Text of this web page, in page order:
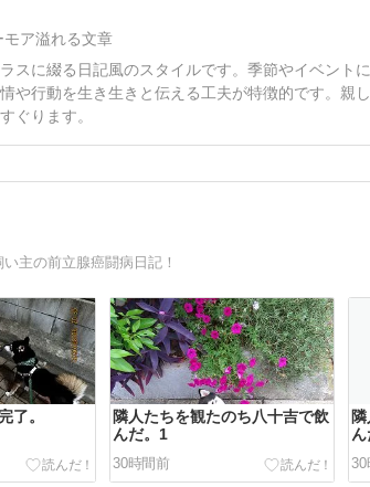
ア溢れる文章
スに綴る日記風のスタイルです。季節やイベント
や行動を生き生きと伝える工夫が特徴的です。親
ぐります。
主の前立腺癌闘病日記！
了。
隣人たちを観たのち八十吉で飲
んだ。1
30時間前
30